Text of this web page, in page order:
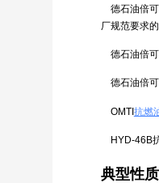
德石油倍可
厂规范要求的
德石油倍可
德石油倍可
OMTI抗燃
HYD-46B
典型性质